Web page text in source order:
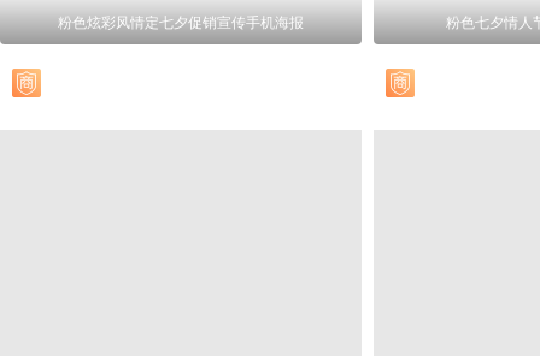
粉色炫彩风情定七夕促销宣传手机海报 粉色七夕情人